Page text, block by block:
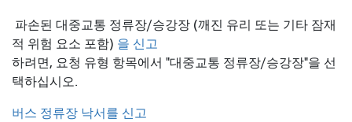
파손된 대중교통 정류장/승강장 (깨진 유리 또는 기타 잠재
적 위험 요소 포함) 을 신고
하려면, 요청 유형 항목에서 "대중교통 정류장/승강장"을 선
택하십시오.
버스 정류장 낙서를 신고